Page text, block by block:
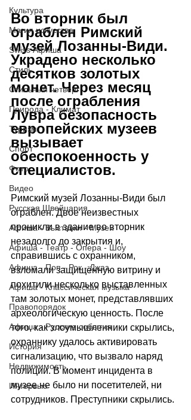
Культура
Магия искусства
Swiss Афиша
Стиль
Стильный четверг
Природа - Климат
Туризм
Спорт
Фото
Видео
Русская Швейцария
Афиша - Выставки - Музеи
Афиша - Театр - Опера - Шоу
Афиша - Поп - Рок - Джаз
Афиша - Классическая музыка
Правопорядок
Афиша - Русские события
История
Недвижимость
Интервью
Во вторник был
ограблен Римский
музей Лозанны-Види.
Украдено несколько
десятков золотых
монет. Через месяц
после ограбления
Лувра безопасность
европейских музеев
вызывает
обеспокоенность у
специалистов.
Римский музей Лозанны-Види был
ограблен. Двое неизвестных
проникли в здание во вторник
незадолго до закрытия и,
справившись с охранником,
взломали защищённую витрину и
похитили несколько выставленных
там золотых монет, представлявших
археологическую ценность. После
того, как злоумышленники скрылись,
охраннику удалось активировать
сигнализацию, что вызвало наряд
полиции. В момент инцидента в
музее не было ни посетителей, ни
сотрудников. Преступники скрылись.